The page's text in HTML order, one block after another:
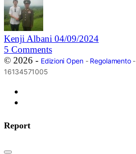
Kenji Albani 04/09/2024
5 Comments
© 2026 - Edizioni Open- Regolamento-
16134571005
Report